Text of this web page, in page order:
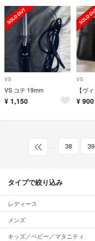
VS
VS コテ 19mm
¥ 1,150
VS
¥ 900
… 38 39
タイプで絞り込み
レディース
メンズ
キッズ／ベビー／マタニティ